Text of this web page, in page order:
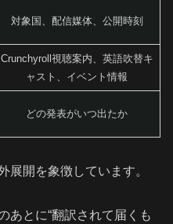
対象国、配信媒体、公開時刻
Crunchyroll視聴案内、英語吹替キ
ャスト、イベント情報
どの発表がいつ出たか
展開を象徴しています。
あとに“翻訳されて届くも